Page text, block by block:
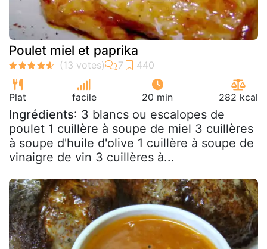
Poulet miel et paprika
Plat facile 20 min 282 kcal
Ingrédients: 3 blancs ou escalopes de
poulet 1 cuillère à soupe de miel 3 cuillères
à soupe d'huile d'olive 1 cuillère à soupe de
vinaigre de vin 3 cuillères à...